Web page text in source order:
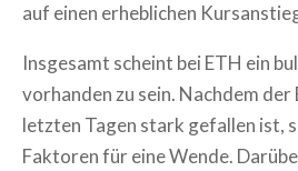
auf einen erheblichen
Insgesamt scheint bei ETH ein
vorhanden zu sein. Nachdem der
letzten Tagen stark gefallen ist,
Faktoren für eine Wende.